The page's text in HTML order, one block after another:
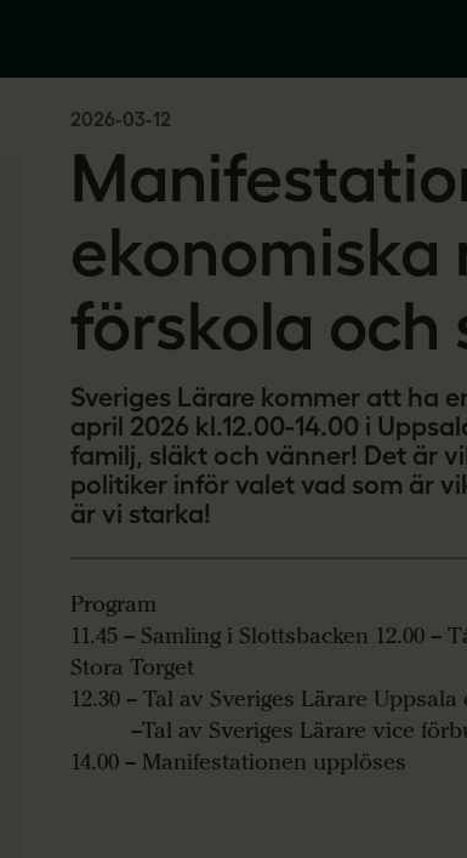
2026-03-12
ekonomiska
förskola och
Sveriges Lärare kommer att ha
april 2026 kl.12.00-14.00 i
familj, släkt och vänner! Det är
politiker inför valet vad som är
är vi starka!
Program
11.45 – Samling i Slottsbacken 12.00
Stora Torget
12.30 – Tal av Sveriges Lärare
–Tal av Sveriges Lärare vice
14.00 – Manifestationen upplöses